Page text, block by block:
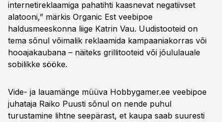
internetireklaamiga pahatihti kaasnevat negatiivset
alatooni,” märkis Organic Est veebipoe
haldusmeeskonna liige Katrin Vau. Uudistooteid on
tema sõnul võimalik reklaamida kampaaniakorras või
hooajakaubana – näiteks grillitooteid või jõululauale
sobilikke sööke.
Vide- ja lauamänge müüva Hobbygamer.ee veebipoe
juhataja Raiko Puusti sõnul on nende puhul
turustamine lihtne seepärast, et kaupa saab suuresti